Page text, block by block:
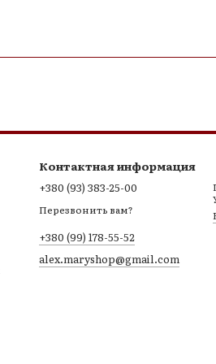
Контактная информация
+380 (93) 383-25-00
Перезвонить вам?
+380 (99) 178-55-52
alex.maryshop@gmail.com